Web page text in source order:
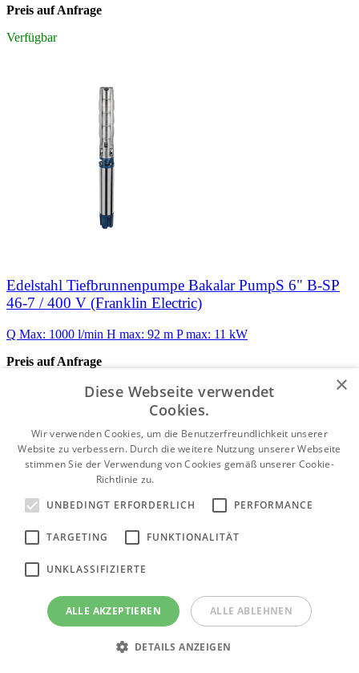
Preis auf Anfrage
Verfügbar
Edelstahl Tiefbrunnenpumpe Bakalar PumpS 6" B-SP
46-7 / 400 V (Franklin Electric)
Q Max: 1000 l/min H max: 92 m P max: 11 kW
Preis auf Anfrage
Edelstahl Tiefbrunnenpumpe Bakalar PumpS 6" B-SP
46-8 / 400 V (Franklin Electric)
Q Max: 1000 l/min
P max: 15 kW
×
Diese Webseite verwendet
Cookies.
Wir verwenden Cookies, um die Benutzerfreundlichkeit unserer
Website zu verbessern. Durch die weitere Nutzung unserer Webseite
stimmen Sie der Verwendung von Cookies gemäß unserer Cookie-
Richtlinie zu.
UNBEDINGT ERFORDERLICH
PERFORMANCE
TARGETING FUNKTIONALITÄT
UNKLASSIFIZIERTE
ALLE AKZEPTIEREN ALLE ABLEHNEN
DETAILS ANZEIGEN